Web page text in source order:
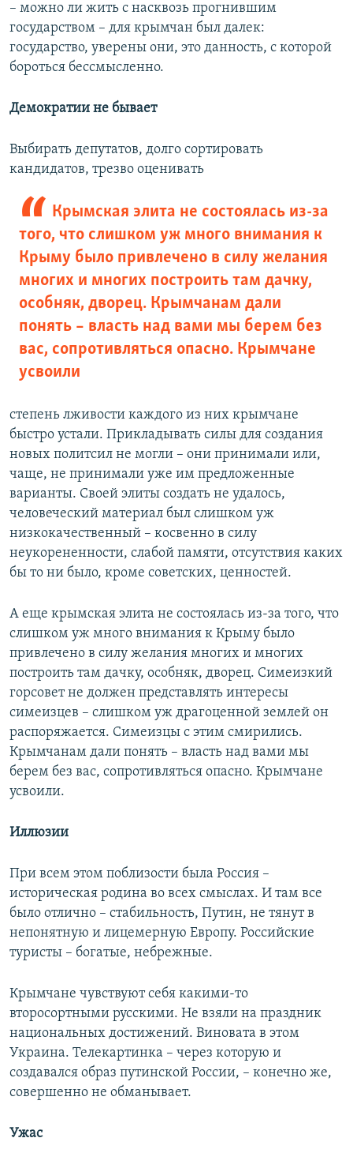
– можно ли жить с насквозь прогнившим
государством – для крымчан был далек:
государство, уверены они, это данность, с которой
бороться бессмысленно.
Демократии не бывает
Выбирать депутатов, долго сортировать
кандидатов, трезво оценивать
Крымская элита не состоялась из-за
того, что слишком уж много внимания к
Крыму было привлечено в силу желания
многих и многих построить там дачку,
особняк, дворец. Крымчанам дали
понять – власть над вами мы берем без
вас, сопротивляться опасно. Крымчане
усвоили
степень лживости каждого из них крымчане
быстро устали. Прикладывать силы для создания
новых политсил не могли – они принимали или,
чаще, не принимали уже им предложенные
варианты. Своей элиты создать не удалось,
человеческий материал был слишком уж
низкокачественный – косвенно в силу
неукорененности, слабой памяти, отсутствия каких
бы то ни было, кроме советских, ценностей.
А еще крымская элита не состоялась из-за того, что
слишком уж много внимания к Крыму было
привлечено в силу желания многих и многих
построить там дачку, особняк, дворец. Симеизкий
горсовет не должен представлять интересы
симеизцев – слишком уж драгоценной землей он
распоряжается. Симеизцы с этим смирились.
Крымчанам дали понять – власть над вами мы
берем без вас, сопротивляться опасно. Крымчане
усвоили.
Иллюзии
При всем этом поблизости была Россия –
историческая родина во всех смыслах. И там все
было отлично – стабильность, Путин, не тянут в
непонятную и лицемерную Европу. Российские
туристы – богатые, небрежные.
Крымчане чувствуют себя какими-то
второсортными русскими. Не взяли на праздник
национальных достижений. Виновата в этом
Украина. Телекартинка – через которую и
создавался образ путинской России, – конечно же,
совершенно не обманывает.
Ужас